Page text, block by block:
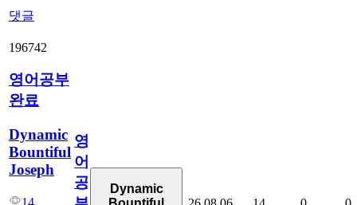
댓글
196742
영어공부
완료
Dynamic
Bountiful
Joseph
14
영
어
공
Dynamic